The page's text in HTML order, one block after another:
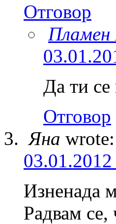
Отговор
Пламен
Да ти
Отговор
Яна wrote:
Изненада
Радвам се,